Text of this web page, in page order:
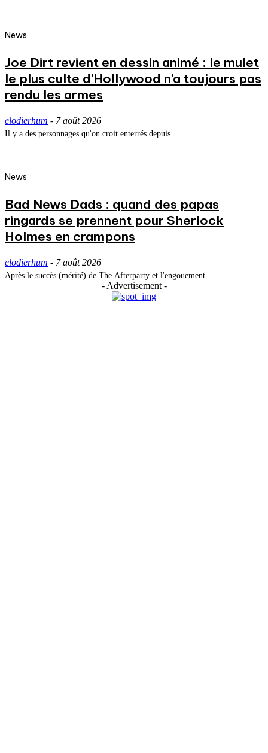
News
Joe Dirt revient en dessin animé : le mulet
le plus culte d’Hollywood n’a toujours pas
rendu les armes
elodierhum - 7 août 2026
Il y a des personnages qu'on croit enterrés depuis...
News
Bad News Dads : quand des papas
ringards se prennent pour Sherlock
Holmes en crampons
elodierhum - 7 août 2026
Après le succès (mérité) de The Afterparty et l'engouement...
- Advertisement -